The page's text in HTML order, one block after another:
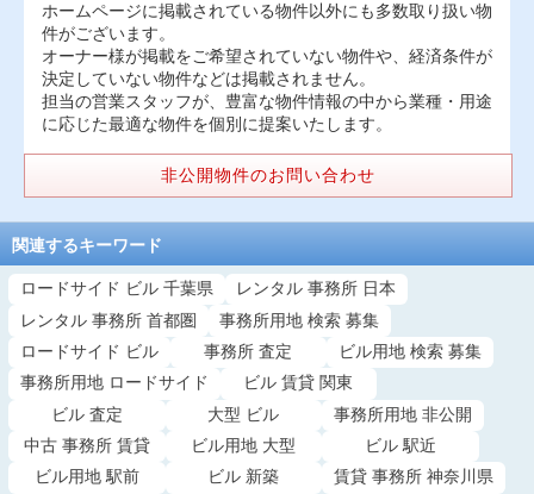
ホームページに掲載されている物件以外にも多数取り扱い物
件がございます。
オーナー様が掲載をご希望されていない物件や、経済条件が
決定していない物件などは掲載されません。
担当の営業スタッフが、豊富な物件情報の中から業種・用途
に応じた最適な物件を個別に提案いたします。
非公開物件のお問い合わせ
関連するキーワード
ロードサイド ビル 千葉県
レンタル 事務所 日本
レンタル 事務所 首都圏
事務所用地 検索 募集
ロードサイド ビル
事務所 査定
ビル用地 検索 募集
事務所用地 ロードサイド
ビル 賃貸 関東
ビル 査定
大型 ビル
事務所用地 非公開
中古 事務所 賃貸
ビル用地 大型
ビル 駅近
ビル用地 駅前
ビル 新築 賃貸 事務所 神奈川県